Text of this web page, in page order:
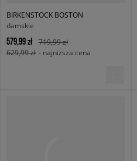
BIRKENSTOCK BOSTON
damskie
579,99 zł
719,99 zł
629,99 zł - najniższa cena